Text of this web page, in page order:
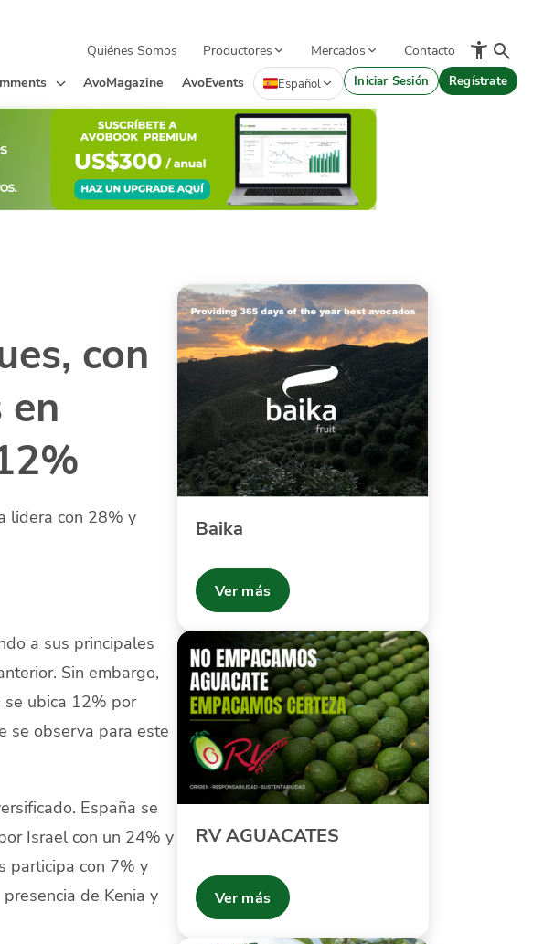
Quiénes Somos Productores Mercados
Contacto
AvoMagazine AvoEvents Español Iniciar Sesión Regístrate
con
lidera con 28% y
a sus principales
Sin embargo,
se ubica 12% por
se observa para este
España se
Israel con un 24% y
participa con 7% y
de Kenia y
Baika
Ver más
RV AGUACATES
Ver más